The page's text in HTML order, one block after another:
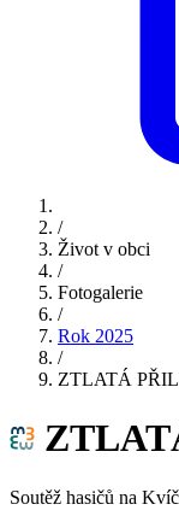
/
Život v obci
/
Fotogalerie
/
Rok 2025
/
ZTLATÁ
Soutěž hasičů na